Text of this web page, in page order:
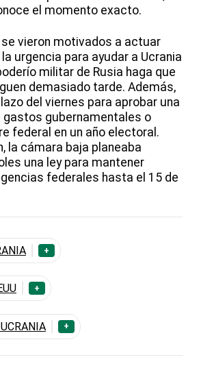
el momento exacto.
vieron motivados a actuar
urgencia para ayudar a Ucrania
militar de Rusia haga que
demasiado tarde. Además,
del viernes para aprobar una
gubernamentales o
federal en un año electoral.
la cámara baja planeaba
una ley para mantener
federales hasta el 15 de
+
+
+